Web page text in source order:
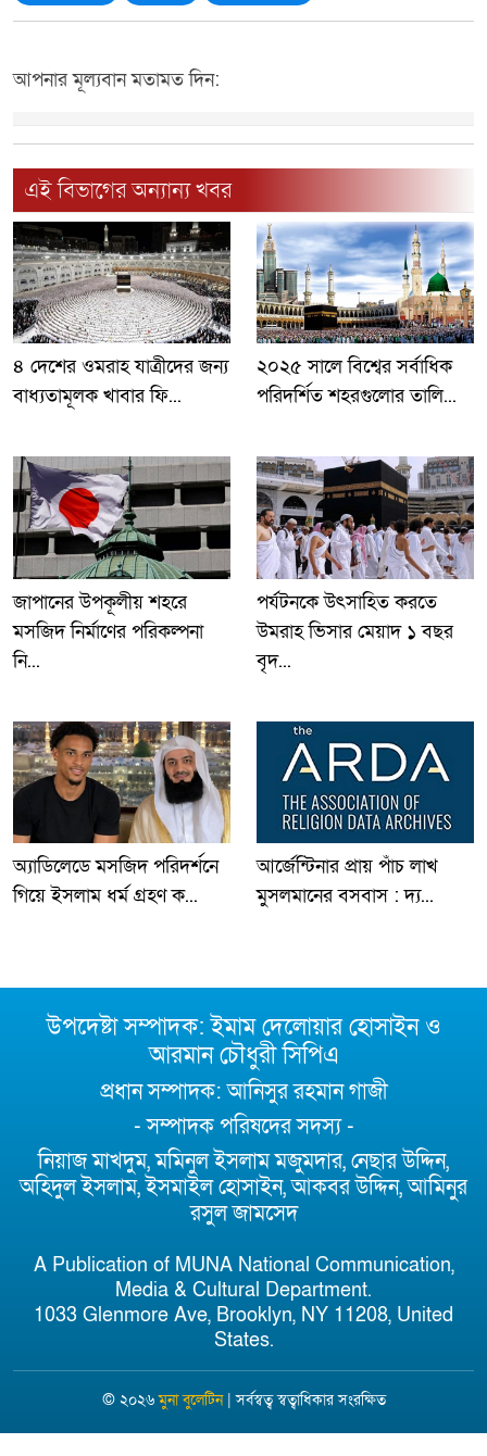
আপনার মূল্যবান মতামত দিন:
এই বিভাগের অন্যান্য খবর
৪ দেশের ওমরাহ যাত্রীদের জন্য
বাধ্যতামূলক খাবার ফি...
২০২৫ সালে বিশ্বের সর্বাধিক
পরিদর্শিত শহরগুলোর তালি...
জাপানের উপকূলীয় শহরে
মসজিদ নির্মাণের পরিকল্পনা
নি...
পর্যটনকে উৎসাহিত করতে
উমরাহ ভিসার মেয়াদ ১ বছর
বৃদ...
অ্যাডিলেডে মসজিদ পরিদর্শনে
গিয়ে ইসলাম ধর্ম গ্রহণ ক...
আর্জেন্টিনার প্রায় পাঁচ লাখ
মুসলমানের বসবাস : দ্য...
উপদেষ্টা সম্পাদক: ইমাম দেলোয়ার হোসাইন ও
আরমান চৌধুরী সিপিএ
প্রধান সম্পাদক: আনিসুর রহমান গাজী
- সম্পাদক পরিষদের সদস্য -
নিয়াজ মাখদুম, মমিনুল ইসলাম মজুমদার, নেছার উদ্দিন,
অহিদুল ইসলাম, ইসমাইল হোসাইন, আকবর উদ্দিন, আমিনুর
রসুল জামসেদ
A Publication of MUNA National Communication,
Media & Cultural Department.
1033 Glenmore Ave, Brooklyn, NY 11208, United
States.
© ২০২৬মুনা বুলেটিন| সর্বস্বত্ব স্বত্বাধিকার সংরক্ষিত